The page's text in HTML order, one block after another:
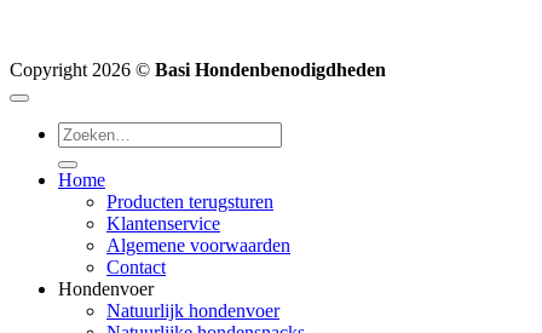
Copyright 2026 © Basi Hondenbenodigdheden
Zoeken
naar:
Home
Producten terugsturen
Klantenservice
Algemene voorwaarden
Contact
Hondenvoer
Natuurlijk hondenvoer